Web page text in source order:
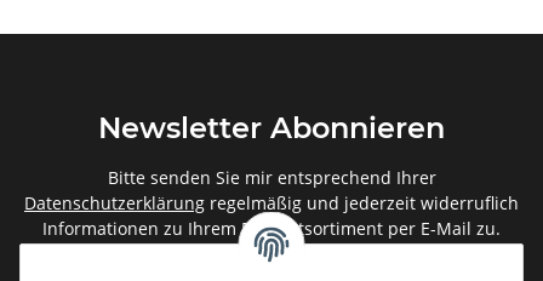
Newsletter Abonnieren
Bitte senden Sie mir entsprechend Ihrer
Datenschutzerklärung regelmäßig und jederzeit widerruflich
Informationen zu Ihrem Produktsortiment per E-Mail zu.